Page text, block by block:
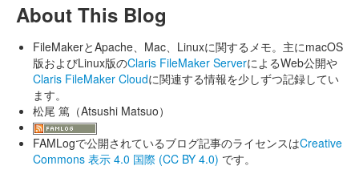
About This Blog
FileMakerとApache、Mac、Linuxに関するメモ。主にmacOS
版およびLinux版のClaris FileMaker ServerによるWeb公開や
Claris FileMaker Cloudに関連する情報を少しずつ記録してい
ます。
松尾 篤（Atsushi Matsuo）
FAMLogで公開されているブログ記事のライセンスはCreative
Commons 表示 4.0 国際 (CC BY 4.0) です。